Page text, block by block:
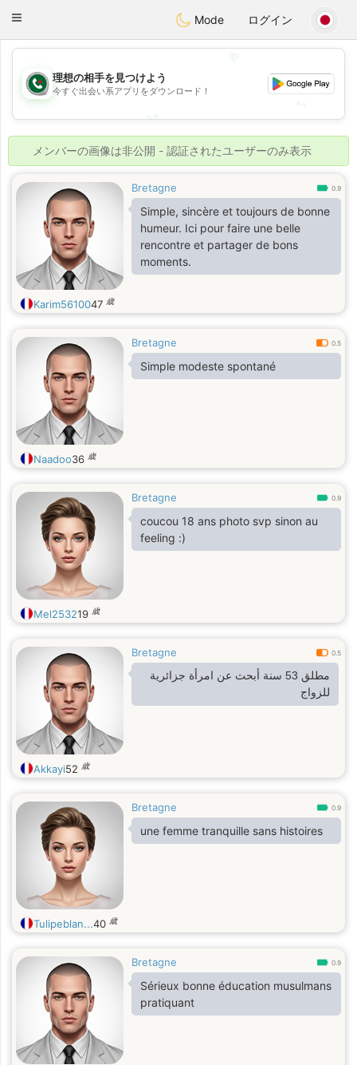
Weshrak
Toggle
Mode ログイン
💖
💕
理想の相手を見つけよう
今すぐ出会い系アプリをダウンロード！
メンバーの画像は非公開 - 認証されたユーザーのみ表示
Bretagne 0.9
Simple, sincère et toujours de bonne
humeur. Ici pour faire une belle
rencontre et partager de bons
moments.
Karim5610047 歳
Bretagne 0.5
Simple modeste spontané
Naadoo36 歳
Bretagne 0.9
coucou 18 ans photo svp sinon au
feeling :)
Mel253219 歳
Bretagne 0.5
مطلق 53 سنة أبحث عن امرأة جزائرية
للزواج
Akkayi52 歳
Bretagne 0.9
une femme tranquille sans histoires
Tulipeblan...40 歳
Bretagne 0.9
Sérieux bonne éducation musulmans
pratiquant